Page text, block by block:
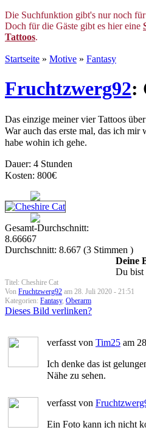
Die Suchfunktion gibt's nur noch
Doch für die Gäste gibt es hier eine
Tattoos.
Startseite » Motive » Fantasy
Fruchtzwerg92:
Das einzige meiner vier Tattoos
War auch das erste mal, das ich
habe wohin ich gehe.
Dauer: 4 Stunden
Kosten: 800€
Gesamt-Durchschnitt:
8.66667
Durchschnitt: 8.667 (3 Stimmen )
Deine
Du bist
Titel: Cheshire Cat
Von Fruchtzwerg92 am 28. Juli 2020 - 21:51
Kategorien: Fantasy, Oberarm
Dieses Bild verlinken?
verfasst von Tim25 am
Ich denke das ist
Nähe zu sehen.
verfasst von
Ein Foto kann ich nicht